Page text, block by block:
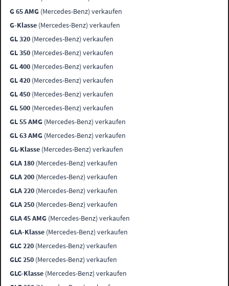
G 65 AMG (Mercedes-Benz) verkaufen
G-Klasse (Mercedes-Benz) verkaufen
GL 320 (Mercedes-Benz) verkaufen
GL 350 (Mercedes-Benz) verkaufen
GL 400 (Mercedes-Benz) verkaufen
GL 420 (Mercedes-Benz) verkaufen
GL 450 (Mercedes-Benz) verkaufen
GL 500 (Mercedes-Benz) verkaufen
GL 55 AMG (Mercedes-Benz) verkaufen
GL 63 AMG (Mercedes-Benz) verkaufen
GL-Klasse (Mercedes-Benz) verkaufen
GLA 180 (Mercedes-Benz) verkaufen
GLA 200 (Mercedes-Benz) verkaufen
GLA 220 (Mercedes-Benz) verkaufen
GLA 250 (Mercedes-Benz) verkaufen
GLA 45 AMG (Mercedes-Benz) verkaufen
GLA-Klasse (Mercedes-Benz) verkaufen
GLC 220 (Mercedes-Benz) verkaufen
GLC 250 (Mercedes-Benz) verkaufen
GLC-Klasse (Mercedes-Benz) verkaufen